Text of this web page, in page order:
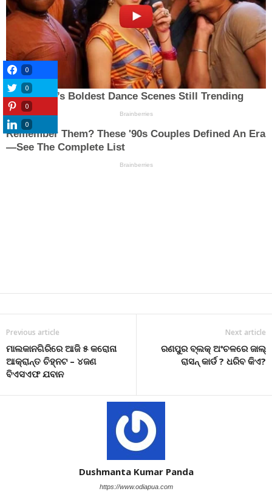
Previous article
ମାଲକାନଗିରିରେ ଆଜି ୫ କରୋନା
ଆକ୍ରାନ୍ତ ଚିହ୍ନଟ – ୪ଜଣ
ବିଏସଏଫ ଯବାନ
Next article
ରଣପୁର ବ୍ଲକ୍ ଅଂଚଳରେ ଜାଲ୍
ରାସନ୍ କାର୍ଡ ? ଧରିବ କିଏ?
Dushmanta Kumar Panda
https://www.odiapua.com
0
0
0
0